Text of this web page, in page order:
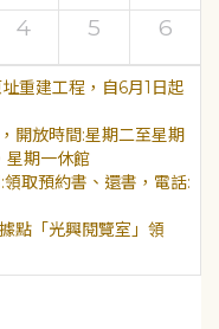
4 5 6
重建工程，自6月1日起
開放時間:星期二至星期
期一休館
取預約書、還書，電話:
點「光興閱覽室」領